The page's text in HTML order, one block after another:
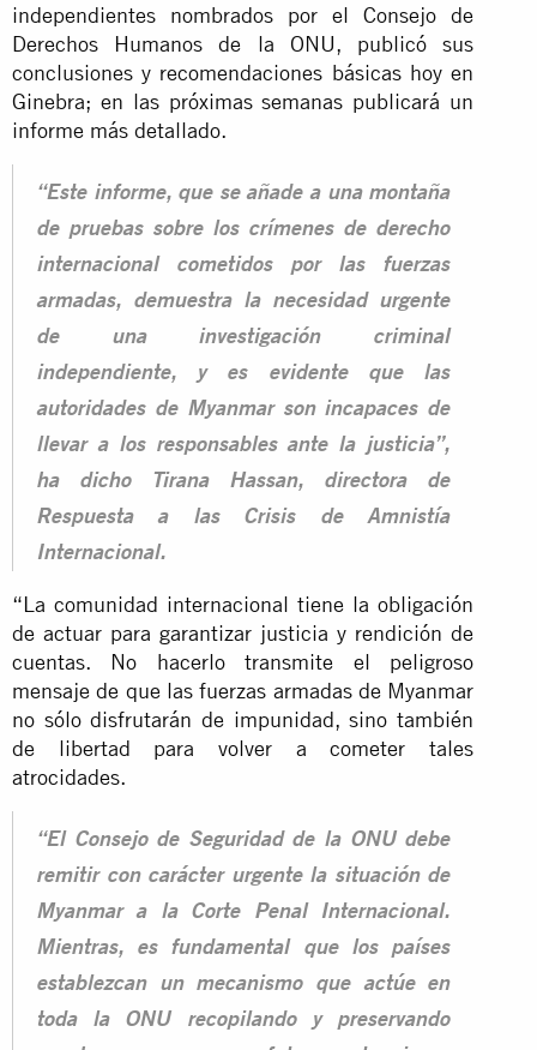
independientes nombrados por el Consejo de
Derechos Humanos de la ONU, publicó sus
conclusiones y recomendaciones básicas hoy en
Ginebra; en las próximas semanas publicará un
informe más detallado.
“Este informe, que se añade a una montaña
de pruebas sobre los crímenes de derecho
internacional cometidos por las fuerzas
armadas, demuestra la necesidad urgente
de una investigación criminal
independiente, y es evidente que las
autoridades de Myanmar son incapaces de
llevar a los responsables ante la justicia”,
ha dicho Tirana Hassan, directora de
Respuesta a las Crisis de Amnistía
Internacional.
“La comunidad internacional tiene la obligación
de actuar para garantizar justicia y rendición de
cuentas. No hacerlo transmite el peligroso
mensaje de que las fuerzas armadas de Myanmar
no sólo disfrutarán de impunidad, sino también
de libertad para volver a cometer tales
atrocidades.
“El Consejo de Seguridad de la ONU debe
remitir con carácter urgente la situación de
Myanmar a la Corte Penal Internacional.
Mientras, es fundamental que los países
establezcan un mecanismo que actúe en
toda la ONU recopilando y preservando